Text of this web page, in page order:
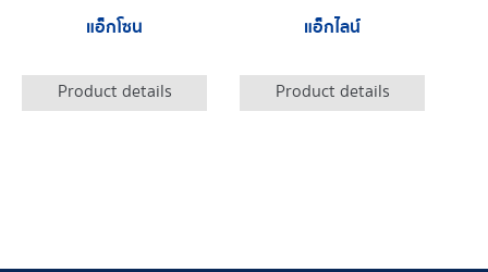
แอ็กโซน
Product details
แอ็กไลน์
Product details